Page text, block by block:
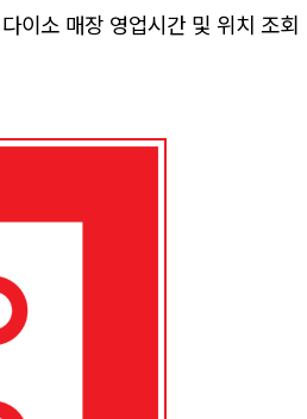
이소 매장 영업시간 및 위치 조회